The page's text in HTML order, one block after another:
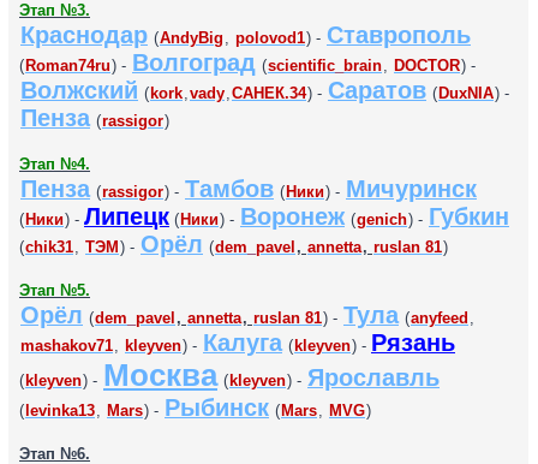
Этап №3.
Краснодар (AndyBig , polovod1) - Ставрополь
( Roman74ru) - Волгоград (scientific_brain, DOCTOR) -
Волжский ( kork,vady,САНЕК.34) - Саратов ( DuxNIA) -
Пенза (rassigor)
Этап №4.
Пенза (rassigor) - Тамбов ( Ники) - Мичуринск
( Ники) - Липецк ( Ники) - Воронеж (genich) - Губкин
(chik31, ТЭМ ) - Орёл (dem_pavel , annetta, ruslan 81)
Этап №5.
Орёл (dem_pavel , annetta, ruslan 81) - Тула (anyfeed ,
mashakov71, kleyven) - Калуга ( kleyven) - Рязань
( kleyven) - Москва ( kleyven) - Ярославль
( levinka13, Mars) - Рыбинск ( Mars, MVG)
Этап №6.